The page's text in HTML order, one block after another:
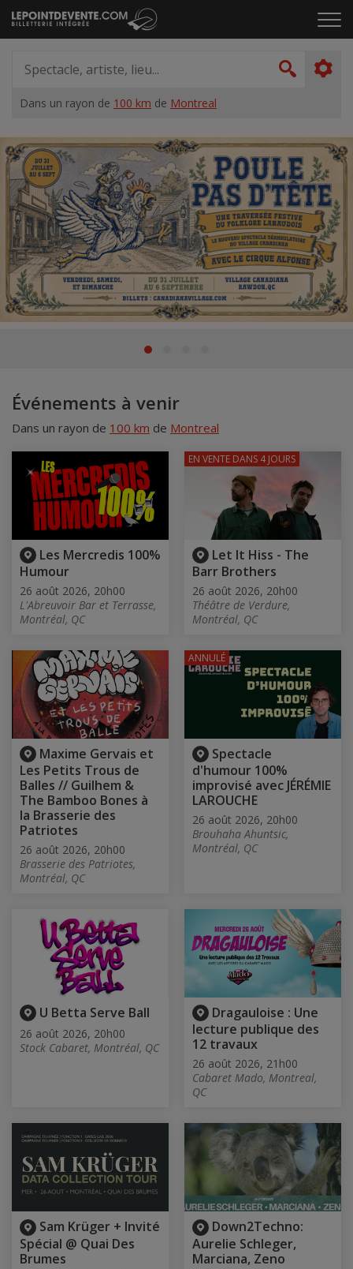
Passer
au
le
artiste,
lieu...
Dans un rayon de 100 km de Montreal
Accueil
Suggestions
Événements à venir
Dans un rayon de 100 km de Montreal
Les Mercredis 100%
Humour
26 août 2026, 20h00
L'Abreuvoir Bar et Terrasse,
Montréal, QC
Let It Hiss - The
Barr Brothers
26 août 2026, 20h00
Théâtre de Verdure,
Montréal, QC
EN VENTE DANS 4 JOURS
Maxime Gervais et
Les Petits Trous de
Balles // Guilhem &
The Bamboo Bones à
la Brasserie des
Patriotes
26 août 2026, 20h00
Brasserie des Patriotes,
Montréal, QC
Spectacle
d'humour 100%
improvisé avec JÉRÉMIE
LAROUCHE
26 août 2026, 20h00
Brouhaha Ahuntsic,
Montréal, QC
ANNULÉ
U Betta Serve Ball
26 août 2026, 20h00
Stock Cabaret, Montréal, QC
Dragauloise : Une
lecture publique des
12 travaux
26 août 2026, 21h00
Cabaret Mado, Montreal,
QC
Sam Krüger + Invité
Spécial @ Quai Des
Brumes
Down2Techno:
Aurelie Schleger,
Marciana, Zeno